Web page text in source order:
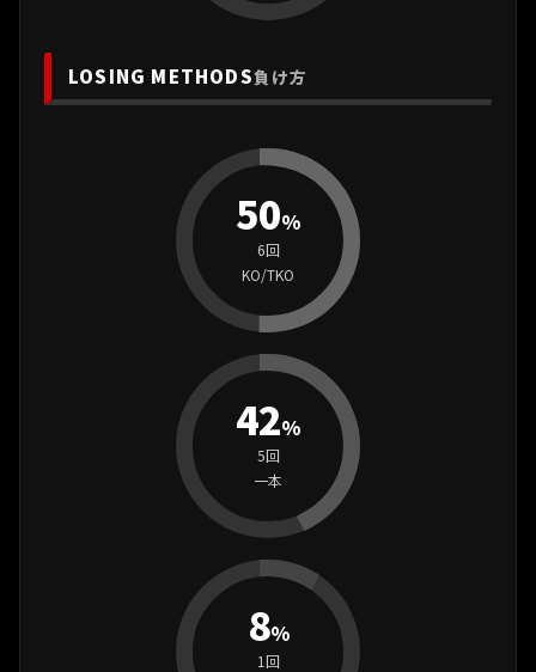
LOSING METHODS負け方
50%
6回
KO/TKO
42%
5回
一本
8%
1回